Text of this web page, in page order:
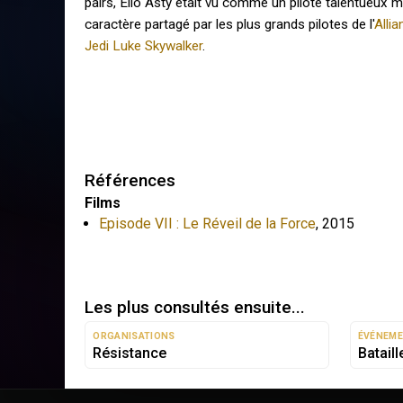
caractère partagé par les plus grands pilotes de l'
Jedi Luke Skywalker.
Références
Films
Episode VII : Le Réveil de la Force,2015
Les plus consultés ensuite...
ORGANISATIONS
Résistance